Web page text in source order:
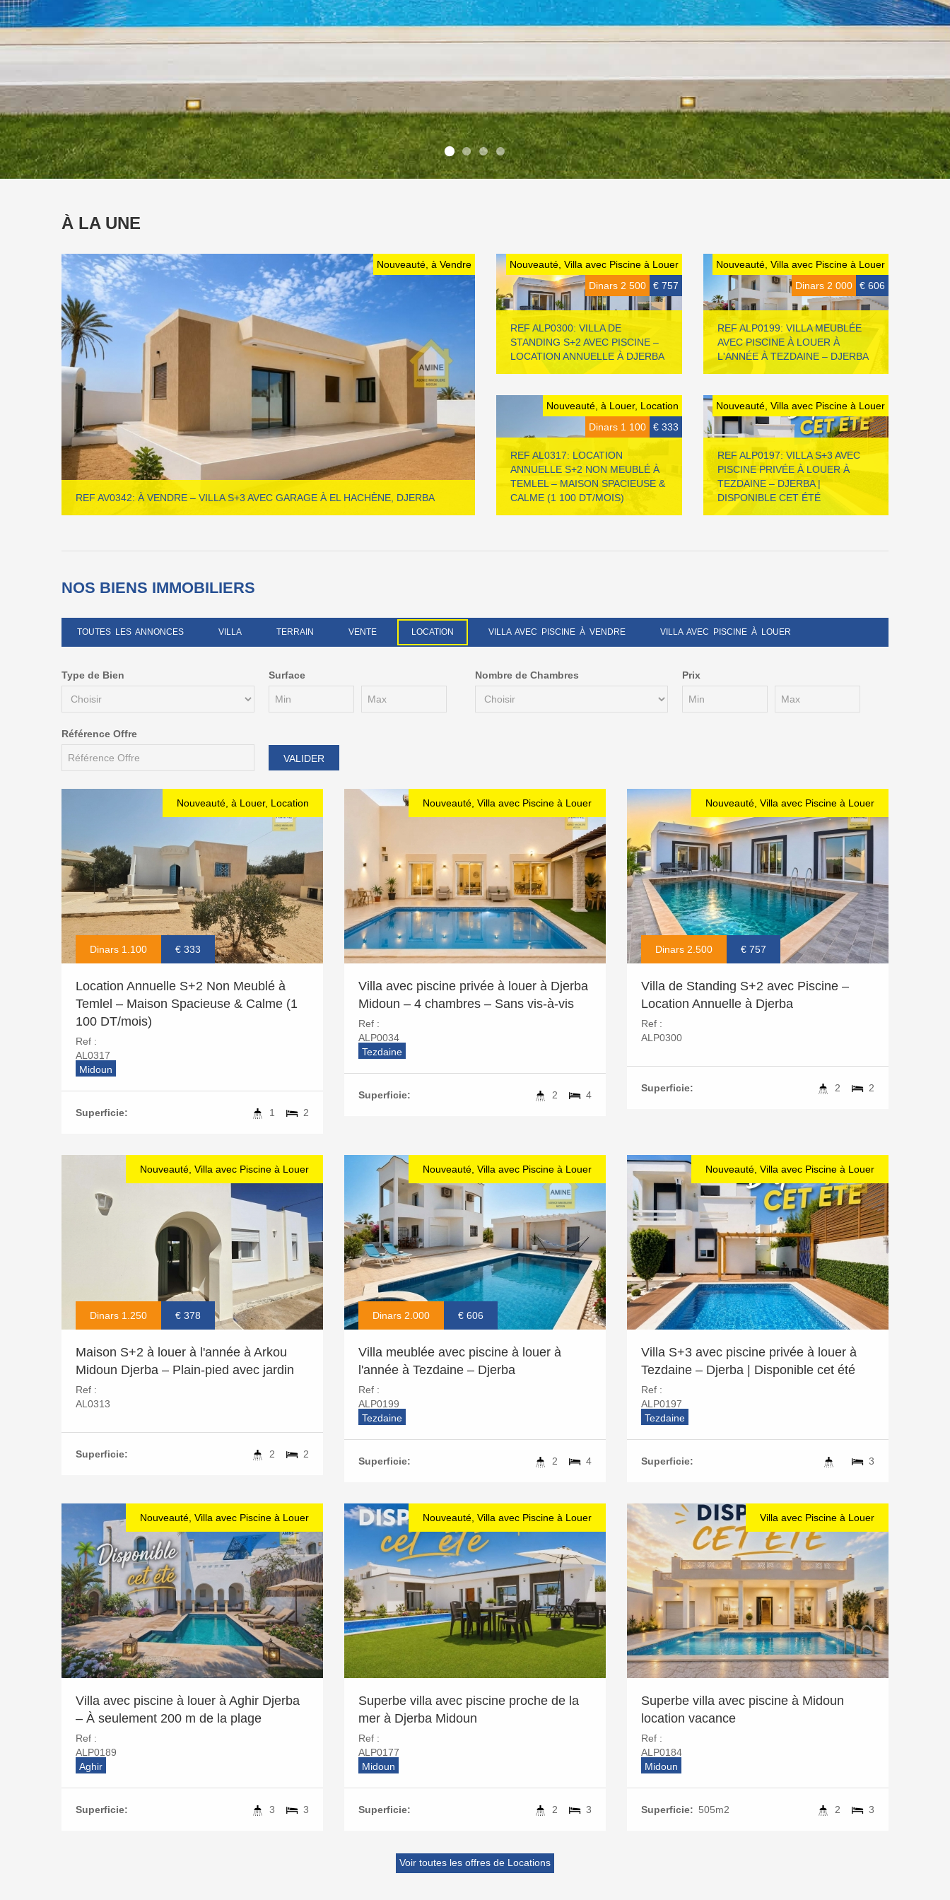
À LA UNE
Nouveauté, à Vendre
REF AV0342: À VENDRE – VILLA S+3 AVEC GARAGE À EL HACHÈNE, DJERBA
Nouveauté, Villa avec Piscine à Louer
€ 757
Dinars 2 500
REF ALP0300: VILLA DE
STANDING S+2 AVEC PISCINE –
LOCATION ANNUELLE À DJERBA
Nouveauté, Villa avec Piscine à Louer
€ 606
Dinars 2 000
REF ALP0199: VILLA MEUBLÉE
AVEC PISCINE À LOUER À
L'ANNÉE À TEZDAINE – DJERBA
Nouveauté, à Louer, Location
€ 333
Dinars 1 100
REF AL0317: LOCATION
ANNUELLE S+2 NON MEUBLÉ À
TEMLEL – MAISON SPACIEUSE &
CALME (1 100 DT/MOIS)
Nouveauté, Villa avec Piscine à Louer
REF ALP0197: VILLA S+3 AVEC
PISCINE PRIVÉE À LOUER À
TEZDAINE – DJERBA |
DISPONIBLE CET ÉTÉ
NOS BIENS IMMOBILIERS
TOUTES LES ANNONCES VILLA TERRAIN VENTE LOCATION VILLA AVEC PISCINE À VENDRE VILLA AVEC PISCINE À LOUER
Type de Bien Surface Nombre de Chambres Prix
Référence Offre
Nouveauté, à Louer, Location
Dinars 1.100 € 333
Location Annuelle S+2 Non Meublé à
Temlel – Maison Spacieuse & Calme (1
100 DT/mois)
Ref :
AL0317
Midoun
Superficie: 2
1
Nouveauté, Villa avec Piscine à Louer
Villa avec piscine privée à louer à Djerba
Midoun – 4 chambres – Sans vis-à-vis
Ref :
ALP0034
Tezdaine
Superficie: 4
2
Nouveauté, Villa avec Piscine à Louer
Dinars 2.500 € 757
Villa de Standing S+2 avec Piscine –
Location Annuelle à Djerba
Ref :
ALP0300
Superficie: 2
2
Nouveauté, Villa avec Piscine à Louer
Dinars 1.250 € 378
Maison S+2 à louer à l'année à Arkou
Midoun Djerba – Plain-pied avec jardin
Ref :
AL0313
Superficie: 2
2
Nouveauté, Villa avec Piscine à Louer
Dinars 2.000 € 606
Villa meublée avec piscine à louer à
l'année à Tezdaine – Djerba
Ref :
ALP0199
Tezdaine
Superficie: 4
2
Nouveauté, Villa avec Piscine à Louer
Villa S+3 avec piscine privée à louer à
Tezdaine – Djerba | Disponible cet été
Ref :
ALP0197
Tezdaine
Superficie: 3
Nouveauté, Villa avec Piscine à Louer
Villa avec piscine à louer à Aghir Djerba
– À seulement 200 m de la plage
Ref :
ALP0189
Aghir
Superficie: 3
3
Nouveauté, Villa avec Piscine à Louer
Superbe villa avec piscine proche de la
mer à Djerba Midoun
Ref :
ALP0177
Midoun
Superficie: 3
2
Villa avec Piscine à Louer
Superbe villa avec piscine à Midoun
location vacance
Ref :
ALP0184
Midoun
Superficie: 505m2 3
2
Voir toutes les offres de Locations